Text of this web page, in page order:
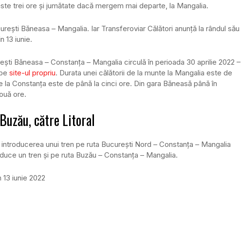
trei ore și jumătate dacă mergem mai departe, la Mangalia.
Băneasa – Mangalia. Iar Transferoviar Călători anunță la rândul său
13 iunie.
Băneasa – Constanța – Mangalia circulă în perioada 30 aprilie 2022 –
site-ul propriu. Durata unei călătorii de la munte la Mangalia este de
Constanța este de până la cinci ore. Din gara Băneasă până în
ore.
către Litoral
introducerea unui tren pe ruta București Nord – Constanța – Mangalia
un tren și pe ruta Buzău – Constanța – Mangalia.
iunie 2022